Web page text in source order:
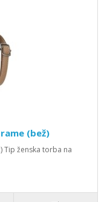
rame (bež)
Tip ženska torba na